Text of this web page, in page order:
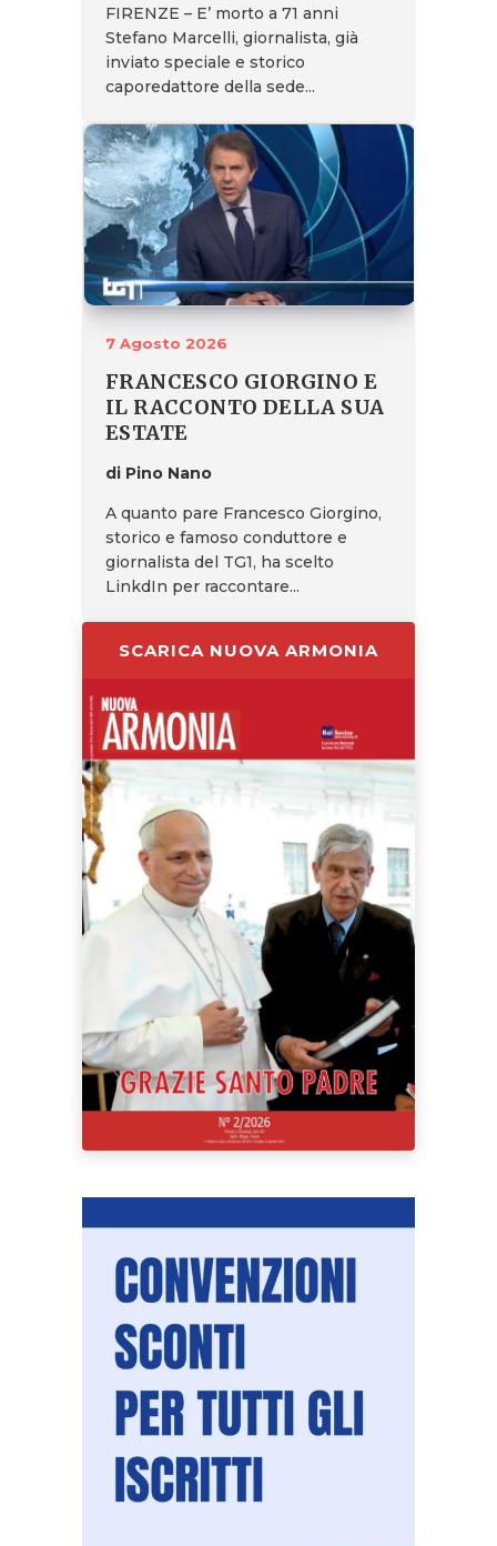
FIRENZE – E’ morto a 71 anni
Stefano Marcelli, giornalista, già
inviato speciale e storico
caporedattore della sede...
7 Agosto 2026
FRANCESCO GIORGINO E
IL RACCONTO DELLA SUA
ESTATE
di Pino Nano
A quanto pare Francesco Giorgino,
storico e famoso conduttore e
giornalista del TG1, ha scelto
LinkdIn per raccontare...
SCARICA NUOVA ARMONIA